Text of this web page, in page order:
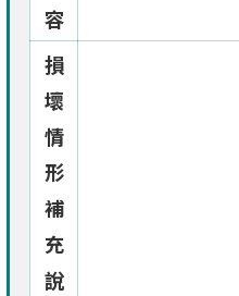
容
損
壞
情
形
補
充
說